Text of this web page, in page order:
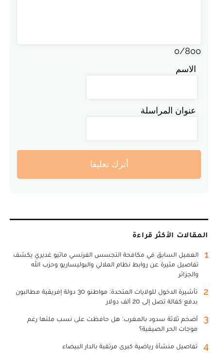
0/800
الاسم
عنوان المراسلة
أترك تعليقا
المقالات الأكثر قراءة
1
العميل السابق في مكافحة التجسس الفرنسي ماثيو غديري يكشف
تفاصيل مثيرة عن روابط نظام الملالي والبوليساريو وحزب الله
والجزائر
2
تأشيرة الدخول للولايات المتحدة: مواطنو 30 دولة إفريقية مطالبون
بدفع كفالة تصل إلى 20 ألف دولار
3
أضخم ثلاثة سدود بالمغرب: هل حافظت على نسب ملئها رغم
موجات الحر الصيفية؟
4 تفاصيل منشأة رياضية كبرى مرتقبة بالدار البيضاء